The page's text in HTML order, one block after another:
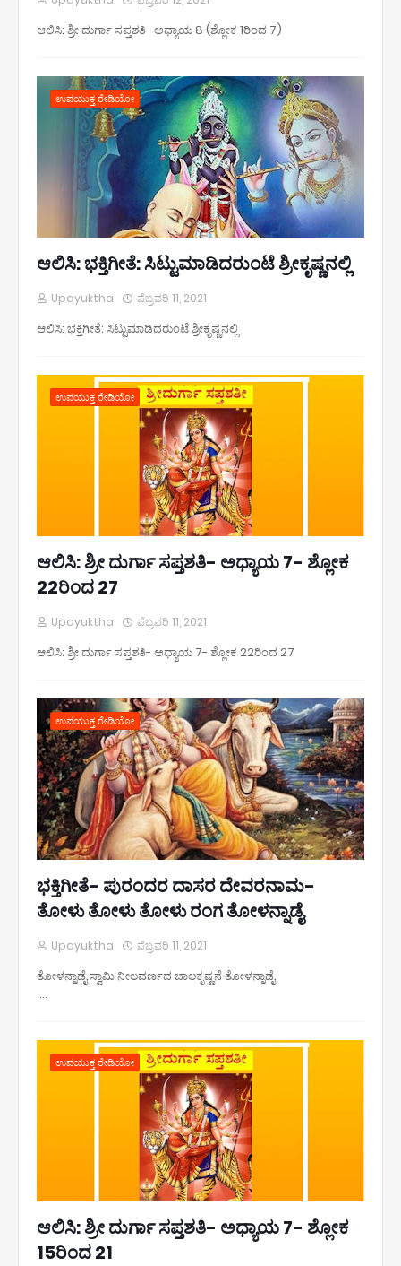
ಆಲಿಸಿ: ಶ್ರೀ ದುರ್ಗಾ ಸಪ್ತಶತಿ- ಅಧ್ಯಾಯ 8 (ಶ್ಲೋಕ 1ರಿಂದ 7)
ಉಪಯುಕ್ತ ರೇಡಿಯೋ
ಆಲಿಸಿ: ಭಕ್ತಿಗೀತೆ: ಸಿಟ್ಟುಮಾಡಿದರುಂಟೆ ಶ್ರೀಕೃಷ್ಣನಲ್ಲಿ
Upayuktha ಫೆಬ್ರವರಿ 11, 2021
ಆಲಿಸಿ: ಭಕ್ತಿಗೀತೆ: ಸಿಟ್ಟುಮಾಡಿದರುಂಟೆ ಶ್ರೀಕೃಷ್ಣನಲ್ಲಿ
ಉಪಯುಕ್ತ ರೇಡಿಯೋ
ಆಲಿಸಿ: ಶ್ರೀ ದುರ್ಗಾ ಸಪ್ತಶತಿ- ಅಧ್ಯಾಯ 7- ಶ್ಲೋಕ
22ರಿಂದ 27
Upayuktha ಫೆಬ್ರವರಿ 11, 2021
ಆಲಿಸಿ: ಶ್ರೀ ದುರ್ಗಾ ಸಪ್ತಶತಿ- ಅಧ್ಯಾಯ 7- ಶ್ಲೋಕ 22ರಿಂದ 27
ಉಪಯುಕ್ತ ರೇಡಿಯೋ
ಭಕ್ತಿಗೀತೆ- ಪುರಂದರ ದಾಸರ ದೇವರನಾಮ-
ತೋಳು ತೋಳು ತೋಳು ರಂಗ ತೋಳನ್ನಾಡೈ
Upayuktha ಫೆಬ್ರವರಿ 11, 2021
ತೋಳನ್ನಾಡೈ ಸ್ವಾಮಿ ನೀಲವರ್ಣದ ಬಾಲಕೃಷ್ಣನೆ ತೋಳನ್ನಾಡೈ
…
ಉಪಯುಕ್ತ ರೇಡಿಯೋ
ಆಲಿಸಿ: ಶ್ರೀ ದುರ್ಗಾ ಸಪ್ತಶತಿ- ಅಧ್ಯಾಯ 7- ಶ್ಲೋಕ
15ರಿಂದ 21